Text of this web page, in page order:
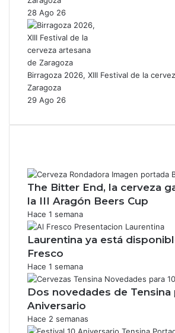
28 Ago 26
Birragoza 2026, XIII Festival de la
Zaragoza
29 Ago 26
The Bitter End, la cerveza
la III Aragón Beers Cup
Hace 1 semana
Laurentina ya está
Fresco
Hace 1 semana
Dos novedades de Tensina
Aniversario
Hace 2 semanas